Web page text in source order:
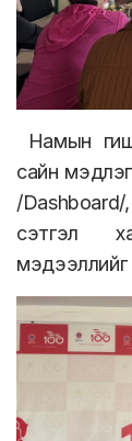
Намын
сайн
/
сэтгэл
мэдээллийг